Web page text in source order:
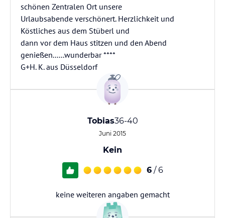
schönen Zentralen Ort unsere
Urlaubsabende verschönert. Herzlichkeit und
Köstliches aus dem Stüberl und
dann vor dem Haus stitzen und den Abend
genießen......wunderbar ****
G+H. K. aus Düsseldorf
Tobias36-40
Juni 2015
Kein
6 / 6
keine weiteren angaben gemacht